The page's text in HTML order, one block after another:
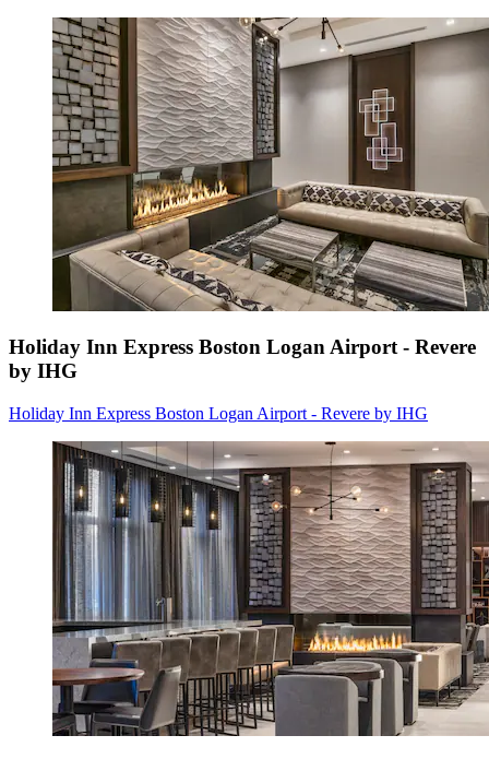
Holiday Inn Express Boston Logan Airport - Revere
by IHG
Holiday Inn Express Boston Logan Airport - Revere by IHG